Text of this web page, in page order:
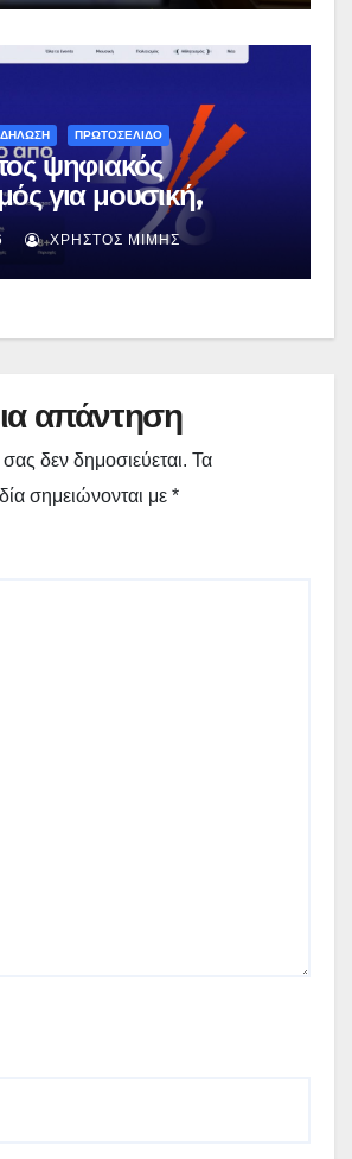
ΠΡΩΤΟΣΕΛΙΔΟ
ψηφιακός
για μουσική,
και αθλητισμό με την
ΔΕΗ
ΧΡΉΣΤΟΣ ΜΊΜΗΣ
απάντηση
δεν δημοσιεύεται. Τα
σημειώνονται με *